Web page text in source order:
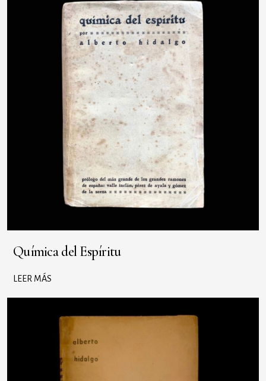
Química del Espíritu
LEER MÁS